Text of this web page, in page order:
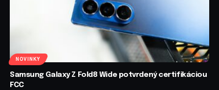
NOVINKY
Samsung Galaxy Z Fold8 Wide potvrdený certifikáciou
FCC